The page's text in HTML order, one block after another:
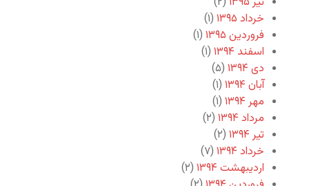
خرداد ۱۳۹۵
(۱)
فروردین ۱۳۹۵
(۱)
اسفند ۱۳۹۴
(۱)
دی ۱۳۹۴
(۵)
آبان ۱۳۹۴
(۱)
مهر ۱۳۹۴
(۱)
مرداد ۱۳۹۴
(۲)
تیر ۱۳۹۴
(۲)
خرداد ۱۳۹۴
(۷)
اردیبهشت ۱۳۹۴
(۲)